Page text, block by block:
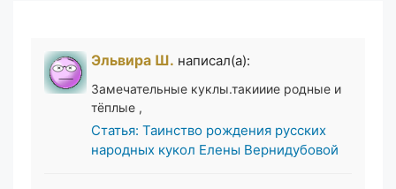
Эльвира Ш. написал(а):
Замечательные куклы.такииие родные и
тёплые ,
Статья: Таинство рождения русских
народных кукол Елены Вернидубовой